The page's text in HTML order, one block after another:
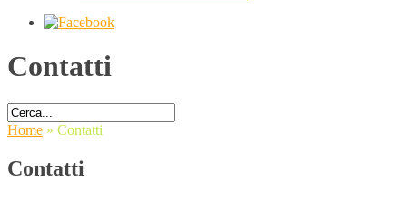
Contatti
Home » Contatti
Contatti